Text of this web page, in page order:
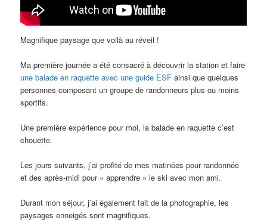
Magnifique paysage que voilà au réveil !
Ma première journée a été consacré à découvrir la station et faire
une balade en raquette avec une guide ESF ainsi que quelques
personnes composant un groupe de randonneurs plus ou moins
sportifs.
Une première expérience pour moi, la balade en raquette c’est
chouette.
Les jours suivants, j’ai profité de mes matinées pour randonnée
et des après-midi pour « apprendre » le ski avec mon ami.
Durant mon séjour, j’ai également fait de la photographie, les
paysages enneigés sont magnifiques.